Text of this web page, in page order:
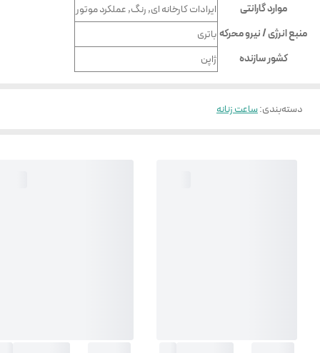
موارد گارانتی
ایرادات کارخانه ای, رنگ, عملکرد موتور
منبع انرژی / نیرو محرکهباتری
کشور سازنده
ژاپن
دسته‌بندی:ساعت زنانه